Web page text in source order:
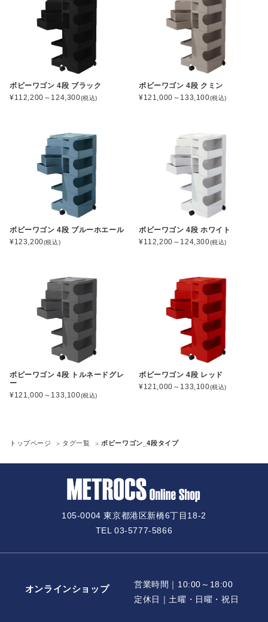
ボビーワゴン 4段 ブラック
¥112,200～124,300(税込)
ボビーワゴン 4段 クミン
¥121,000～133,100(税込)
ボビーワゴン 4段 ブルーホエール
¥123,200(税込)
ボビーワゴン 4段 ホワイト
¥112,200～124,300(税込)
ボビーワゴン 4段 トルネードグレ
ー
¥121,000～133,100(税込)
ボビーワゴン 4段 レッド
¥121,000～133,100(税込)
トップページ タグ一覧 ボビーワゴン_4段タイプ
105-0004 東京都港区新橋6丁目18-2
TEL 03-5777-5866
オンラインショップ
営業時間｜10:00～18:00
定休日｜土曜・日曜・祝日